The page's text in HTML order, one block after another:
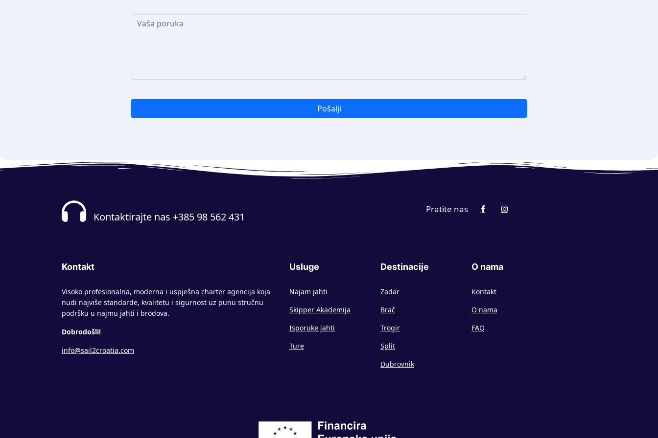
Pošalji
Kontaktirajte nas +385 98 562 431
Pratite nas
Kontakt
Visoko profesionalna, moderna i uspješna charter agencija koja
nudi najviše standarde, kvalitetu i sigurnost uz punu stručnu
podršku u najmu jahti i brodova.
Dobrodošli!
info@sail2croatia.com
Usluge
Najam jahti
Skipper Akademija
Isporuke jahti
Ture
Destinacije
Zadar
Brač
Trogir
Split
Dubrovnik
O nama
Kontakt
O nama
FAQ